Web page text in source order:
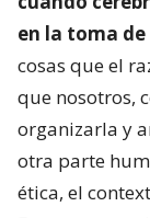
en la toma de
cosas que el
que nosotros,
organizarla y
otra parte
ética, el